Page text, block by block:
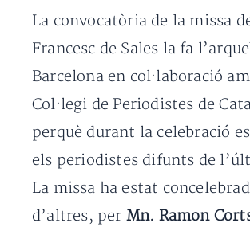
La convocatòria de la missa
Francesc de Sales la fa
Barcelona en col·laboració
Col·legi de Periodistes de
perquè durant la celebració
els periodistes difunts de
La missa ha estat
d’altres, per Mn. Ramon